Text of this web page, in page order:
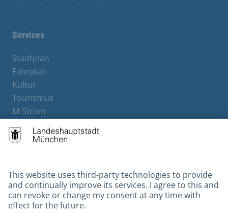
Services
Stadtplan
Fahrplan
Kultur
Tourismus
M-Strom
Hotels
Contact
Barrierefreiheit
Leichte Sprache